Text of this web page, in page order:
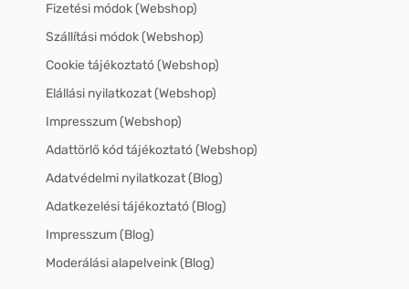
Fizetési módok (Webshop)
Szállítási módok (Webshop)
Cookie tájékoztató (Webshop)
Elállási nyilatkozat (Webshop)
Impresszum (Webshop)
Adattörlő kód tájékoztató (Webshop)
Adatvédelmi nyilatkozat (Blog)
Adatkezelési tájékoztató (Blog)
Impresszum (Blog)
Moderálási alapelveink (Blog)